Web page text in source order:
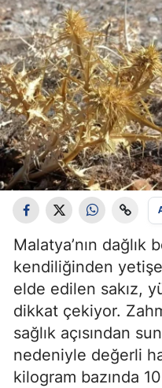
Malatya’nın dağlık
kendiliğinden
elde edilen sakız,
dikkat çekiyor.
sağlık açısından
nedeniyle değerli
kilogram bazında